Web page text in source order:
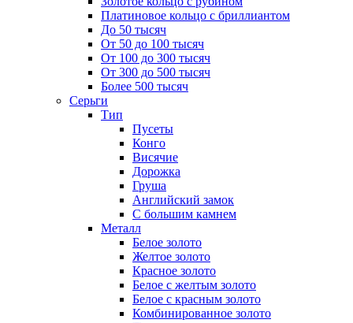
Платиновое кольцо с бриллиантом
До 50 тысяч
От 50 до 100 тысяч
От 100 до 300 тысяч
От 300 до 500 тысяч
Более 500 тысяч
Серьги
Тип
Пусеты
Конго
Висячие
Дорожка
Груша
Английский замок
С большим камнем
Металл
Белое золото
Желтое золото
Красное золото
Белое с желтым золото
Белое с красным золото
Комбинированное золото